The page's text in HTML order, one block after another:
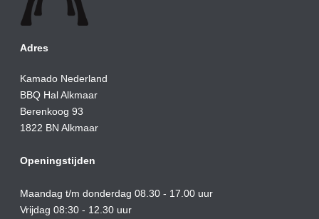
Adres
Kamado Nederland
BBQ Hal Alkmaar
Berenkoog 93
1822 BN Alkmaar
Openingstijden
Maandag t/m donderdag 08.30 - 17.00 uur
Vrijdag 08:30 - 12.30 uur